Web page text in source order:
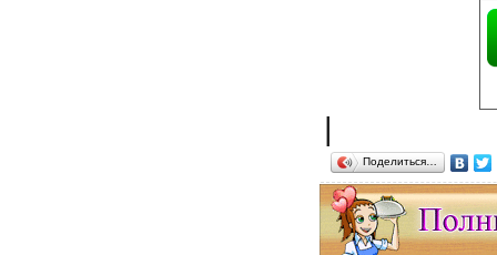
|
Поделиться…